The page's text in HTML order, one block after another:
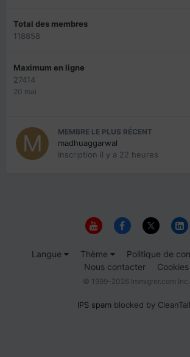
Total des membres
118858
Maximum en ligne
27414
20 mai
MEMBRE LE PLUS RÉCENT
madhuaggarwal
Inscription il y a 22 heures
Langue Thème
Politique de
Nous contacter
Cookies
© 1999-2026 Immigrer.com Inc.
IPS spam blocked by